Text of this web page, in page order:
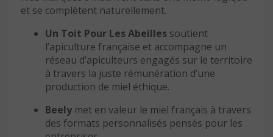
et se complètent naturellement.
Un Toit Pour Les Abeilles soutient
l’apiculture française et accompagne un
réseau d’apiculteurs engagés sur le territoire
à travers la juste rémunération d’une
production de miel éthique.
Beely met en valeur le miel français à travers
des formats personnalisés pensés pour les